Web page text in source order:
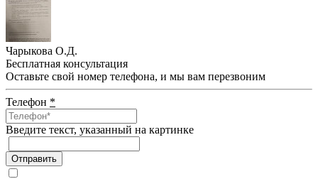
Чарыкова О.Д.
Бесплатная консультация
Оставьте свой номер телефона, и мы вам перезвоним
Телефон *
Введите текcт, указанный на картинке
Отправить